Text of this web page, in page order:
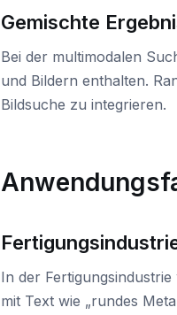
Gemischte
Bei der multimodalen
und Bildern enthalten.
Bildsuche zu integrieren.
In der
mit Text wie „rundes